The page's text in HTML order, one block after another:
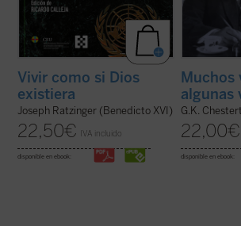
Vivir como si Dios
existiera
Joseph Ratzinger (Benedicto XVI)
22,50€ IVA incluido
disponible en ebook:
Muchos
algunas
G.K.
22,00€
disponible en ebook: